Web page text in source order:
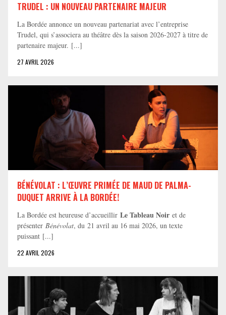
TRUDEL : UN NOUVEAU PARTENAIRE MAJEUR
La Bordée annonce un nouveau partenariat avec l’entreprise
Trudel, qui s’associera au théâtre dès la saison 2026-2027 à titre de
partenaire majeur. [...]
27 AVRIL 2026
BÉNÉVOLAT : L’ŒUVRE PRIMÉE DE MAUD DE PALMA-
DUQUET ARRIVE À LA BORDÉE!
La Bordée est heureuse d’accueillir Le Tableau Noir et de
présenter Bénévolat, du 21 avril au 16 mai 2026, un texte
puissant [...]
22 AVRIL 2026